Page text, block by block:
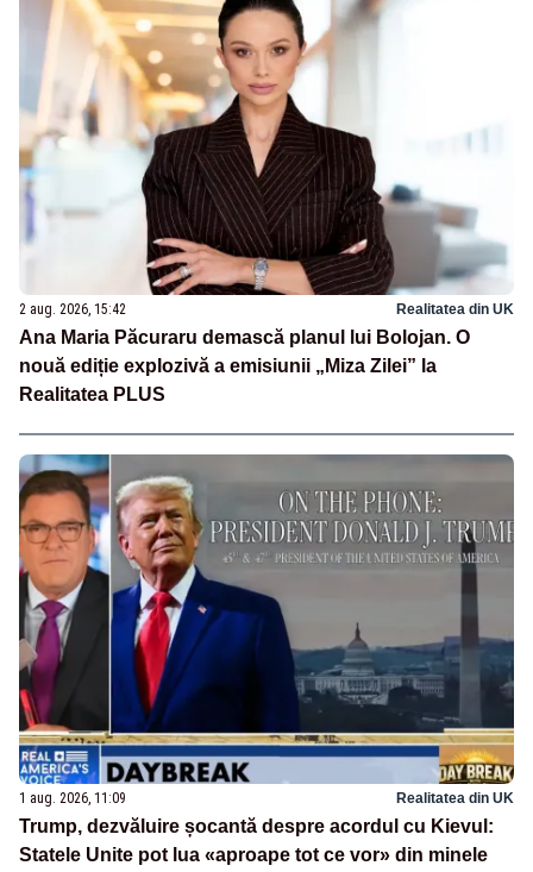
2 aug. 2026, 15:42 Realitatea din UK
Ana Maria Păcuraru demască planul lui Bolojan. O
nouă ediție explozivă a emisiunii „Miza Zilei” la
Realitatea PLUS
1 aug. 2026, 11:09 Realitatea din UK
Trump, dezvăluire șocantă despre acordul cu Kievul:
Statele Unite pot lua «aproape tot ce vor» din minele